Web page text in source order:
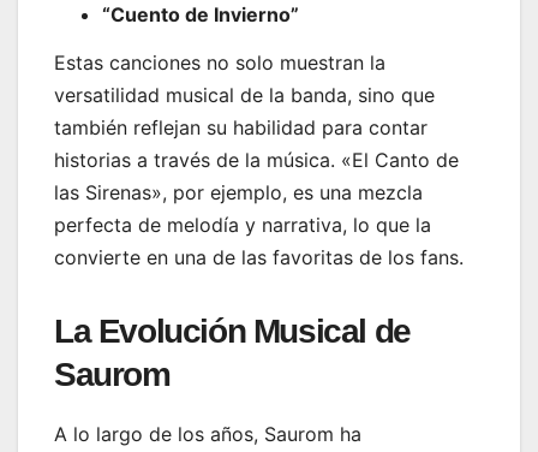
“Cuento de Invierno”
Estas canciones no solo muestran la
versatilidad musical de la banda, sino que
también reflejan su habilidad para contar
historias a través de la música. «El Canto de
las Sirenas», por ejemplo, es una mezcla
perfecta de melodía y narrativa, lo que la
convierte en una de las favoritas de los fans.
La Evolución Musical de
Saurom
A lo largo de los años, Saurom ha